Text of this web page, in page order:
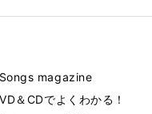
Songs magazine
＆CDでよくわかる！